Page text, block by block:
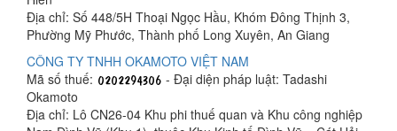
Địa chỉ: Số 448/5H Thoại Ngọc Hầu, Khóm Đông Thịnh 3,
Phường Mỹ Phước, Thành phố Long Xuyên, An Giang
CÔNG TY TNHH OKAMOTO VIỆT NAM
Mã số thuế:
- Đại diện pháp luật: Tadashi
Okamoto
Địa chỉ: Lô CN26-04 Khu phi thuế quan và Khu công nghiệp